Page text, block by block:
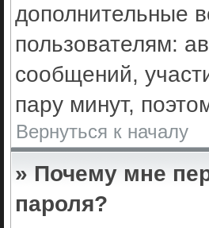
дополнительные
пользователям:
сообщений,
пару минут,
Вернуться к началу
» Почему мне
пароля?